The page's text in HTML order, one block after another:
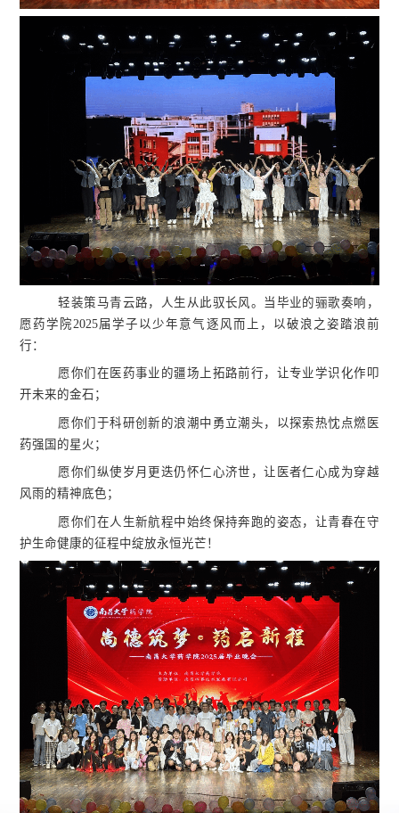
轻装策马青云路，人生从此驭长风。当毕业的骊歌奏响，
愿药学院2025届学子以少年意气逐风而上，以破浪之姿踏浪前
行：
愿你们在医药事业的疆场上拓路前行，让专业学识化作叩
开未来的金石；
愿你们于科研创新的浪潮中勇立潮头，以探索热忱点燃医
药强国的星火；
愿你们纵使岁月更迭仍怀仁心济世，让医者仁心成为穿越
风雨的精神底色；
愿你们在人生新航程中始终保持奔跑的姿态，让青春在守
护生命健康的征程中绽放永恒光芒！